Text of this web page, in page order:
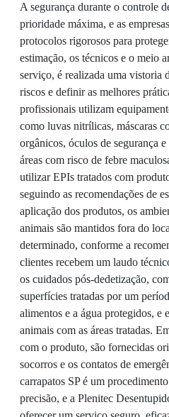
A segurança durante o controle
prioridade máxima, e as
protocolos rigorosos para
estimação, os técnicos e o meio
serviço, é realizada uma vistoria
riscos e definir as melhores
profissionais utilizam
como luvas nitrílicas, máscaras
orgânicos, óculos de segurança
áreas com risco de febre
utilizar EPIs tratados com
seguindo as recomendações de
aplicação dos produtos, os
animais são mantidos fora do
determinado, conforme a
clientes recebem um laudo
os cuidados pós-dedetização,
superfícies tratadas por um
alimentos e a água protegidos, e
animais com as áreas tratadas.
com o produto, são fornecidas
socorros e os contatos de
carrapatos SP é um
precisão, e a Plenitec